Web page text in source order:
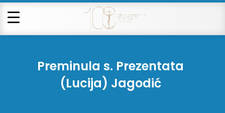
Preminula s. Prezentata
(Lucija) Jagodić